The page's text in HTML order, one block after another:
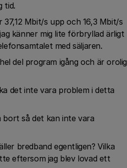
tid.
Mbit/s upp och 16,3 Mbit/s
känner mig lite förbryllad ärligt
med säljaren.
del program igång och är orolig
det inte vara problem i detta
så det kan inte vara
bredband egentligen? Vilka
eftersom jag blev lovad ett